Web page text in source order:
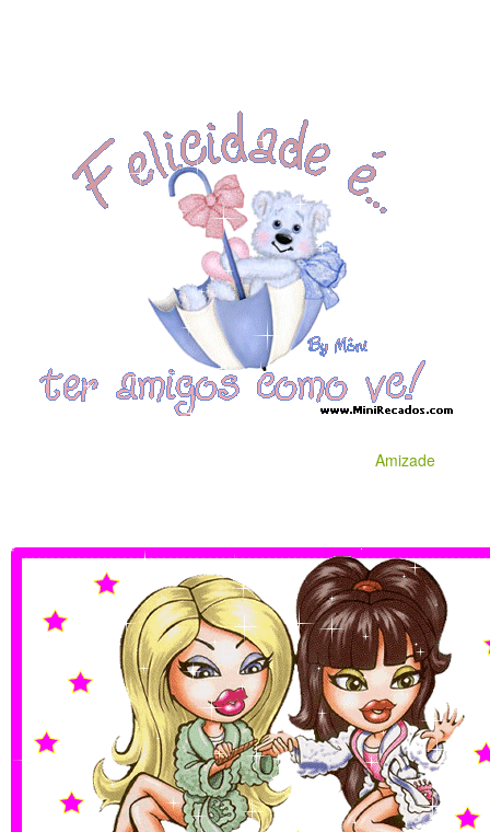
Amizade